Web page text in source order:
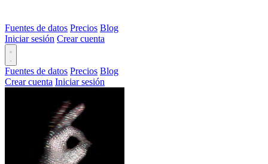
Fuentes de datos Precios Blog
Iniciar sesión Crear cuenta
Fuentes de datos Precios Blog
Crear cuenta Iniciar sesión